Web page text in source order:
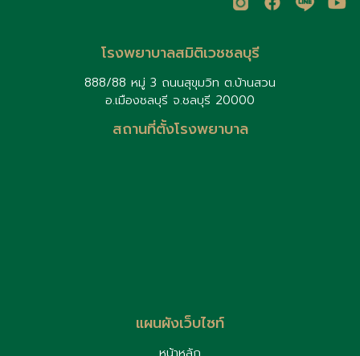
โรงพยาบาลสมิติเวชชลบุรี
888/88 หมู่ 3 ถนนสุขุมวิท ต.บ้านสวน
อ.เมืองชลบุรี จ.ชลบุรี 20000
สถานที่ตั้งโรงพยาบาล
แผนผังเว็บไซท์